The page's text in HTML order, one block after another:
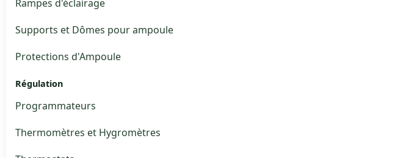
Rampes d'éclairage
Supports et Dômes pour ampoule
Protections d'Ampoule
Régulation
Programmateurs
Thermomètres et Hygromètres